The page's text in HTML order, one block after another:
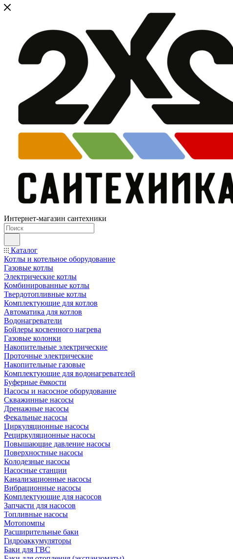
Интернет-магазин сантехники
Каталог
Котлы и котельное оборудование
Газовые котлы
Электрические котлы
Комбинированные котлы
Твердотопливные котлы
Комплектующие для котлов
Автоматика для котлов
Водонагреватели
Бойлеры косвенного нагрева
Газовые колонки
Накопительные электрические
Проточные электрические
Накопительные газовые
Комплектующие для водонагревателей
Буферные ёмкости
Насосы и насосное оборудование
Скважинные насосы
Дренажные насосы
Фекальные насосы
Циркуляционные насосы
Рециркуляционные насосы
Повышающие давление насосы
Поверхностные насосы
Колодезные насосы
Насосные станции
Канализационные насосы
Вибрационные насосы
Комплектующие для насосов
Запчасти для насосов
Топливные насосы
Мотопомпы
Расширительные баки
Гидроаккумуляторы
Баки для ГВС